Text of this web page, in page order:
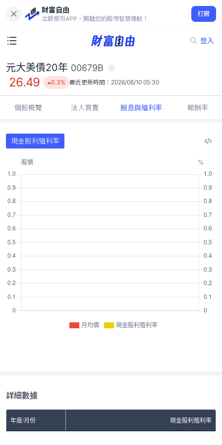
財富自由
立即使用APP，開啟您的股市智慧導航！
打開
登入
26.49
0.3%
元大美債20年 00679B
26.49 0.3% 最近更新時間： 2026/08/10 05:30
個股概覽 法人買賣 股息與殖利率 報酬率
現金股利殖利率
月均價 現金股利殖利率
詳細數據
年度/月份 現金股利殖利率